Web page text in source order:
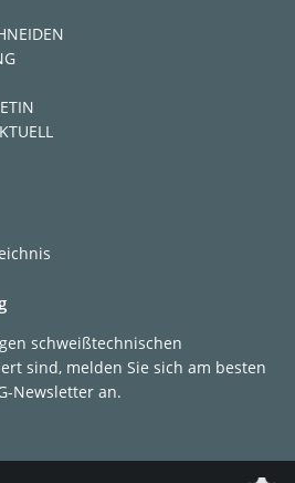
schweißtechnischen
sind, melden Sie sich am besten
Newsletter an.